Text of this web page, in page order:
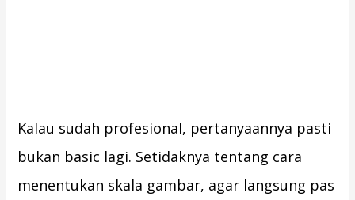
Kalau sudah profesional, pertanyaannya pasti
bukan basic lagi. Setidaknya tentang cara
menentukan skala gambar, agar langsung pas